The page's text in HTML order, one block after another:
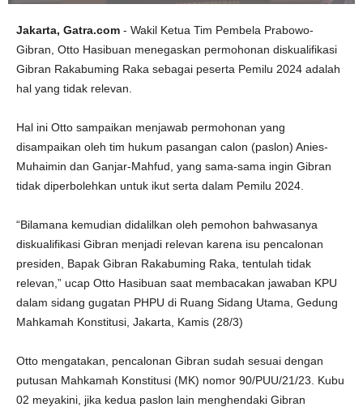
Jakarta, Gatra.com - Wakil Ketua Tim Pembela Prabowo-
Gibran, Otto Hasibuan menegaskan permohonan diskualifikasi
Gibran Rakabuming Raka sebagai peserta Pemilu 2024 adalah
hal yang tidak relevan.
Hal ini Otto sampaikan menjawab permohonan yang
disampaikan oleh tim hukum pasangan calon (paslon) Anies-
Muhaimin dan Ganjar-Mahfud, yang sama-sama ingin Gibran
tidak diperbolehkan untuk ikut serta dalam Pemilu 2024.
“Bilamana kemudian didalilkan oleh pemohon bahwasanya
diskualifikasi Gibran menjadi relevan karena isu pencalonan
presiden, Bapak Gibran Rakabuming Raka, tentulah tidak
relevan,” ucap Otto Hasibuan saat membacakan jawaban KPU
dalam sidang gugatan PHPU di Ruang Sidang Utama, Gedung
Mahkamah Konstitusi, Jakarta, Kamis (28/3)
Otto mengatakan, pencalonan Gibran sudah sesuai dengan
putusan Mahkamah Konstitusi (MK) nomor 90/PUU/21/23. Kubu
02 meyakini, jika kedua paslon lain menghendaki Gibran